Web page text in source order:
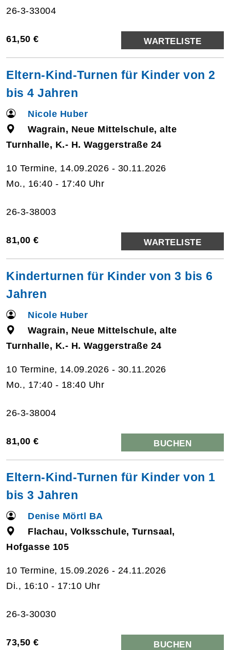
26-3-33004
61,50 € WARTELISTE
Eltern-Kind-Turnen für Kinder von 2
bis 4 Jahren
Nicole Huber
Wagrain, Neue Mittelschule, alte
Turnhalle, K.- H. Waggerstraße 24
10 Termine, 14.09.2026 - 30.11.2026
Mo., 16:40 - 17:40 Uhr
26-3-38003
81,00 € WARTELISTE
Kinderturnen für Kinder von 3 bis 6
Jahren
Nicole Huber
Wagrain, Neue Mittelschule, alte
Turnhalle, K.- H. Waggerstraße 24
10 Termine, 14.09.2026 - 30.11.2026
Mo., 17:40 - 18:40 Uhr
26-3-38004
81,00 € BUCHEN
Eltern-Kind-Turnen für Kinder von 1
bis 3 Jahren
Denise Mörtl BA
Flachau, Volksschule, Turnsaal,
Hofgasse 105
10 Termine, 15.09.2026 - 24.11.2026
Di., 16:10 - 17:10 Uhr
26-3-30030
73,50 € BUCHEN